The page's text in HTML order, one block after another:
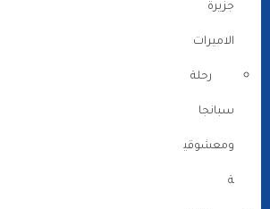
جزيرة
الاميرات
رحلة
سبانجا
ومعشوقي
ة